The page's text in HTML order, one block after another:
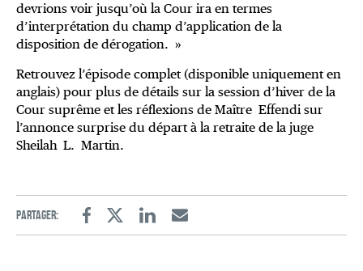
devrions voir jusqu’où la Cour ira en termes
d’interprétation du champ d’application de la
disposition de dérogation. »
Retrouvez l’épisode complet (disponible uniquement en
anglais) pour plus de détails sur la session d’hiver de la
Cour suprême et les réflexions de Maître Effendi sur
l’annonce surprise du départ à la retraite de la juge
Sheilah L. Martin.
Partager:
FacebookTwitterLinkedinEmail